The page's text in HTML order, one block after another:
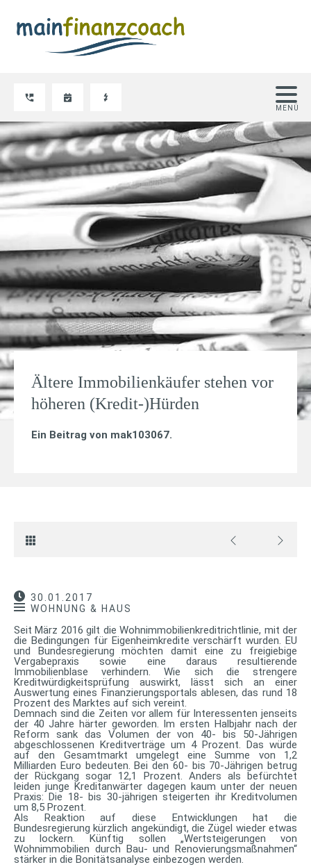
Ältere Immobilienkäufer stehen vor
höheren (Kredit-)Hürden
Ein Beitrag von mak103067.
30.01.2017
WOHNUNG & HAUS
Seit März 2016 gilt die Wohnimmobilienkreditrichtlinie, mit der
die Bedingungen für Eigenheimkredite verschärft wurden. EU
und Bundesregierung möchten damit eine zu freigiebige
Vergabepraxis sowie eine daraus resultierende
Immobilienblase verhindern. Wie sich die strengere
Kreditwürdigkeitsprüfung auswirkt, lässt sich an einer
Auswertung eines Finanzierungsportals ablesen, das rund 18
Prozent des Marktes auf sich vereint.
Demnach sind die Zeiten vor allem für Interessenten jenseits
der 40 Jahre härter geworden. Im ersten Halbjahr nach der
Reform sank das Volumen der von 40- bis 50-Jährigen
abgeschlossenen Kreditverträge um 4 Prozent. Das würde
auf den Gesamtmarkt umgelegt eine Summe von 1,2
Milliarden Euro bedeuten. Bei den 60- bis 70-Jährigen betrug
der Rückgang sogar 12,1 Prozent. Anders als befürchtet
leiden junge Kreditanwärter dagegen kaum unter der neuen
Praxis: Die 18- bis 30-jährigen steigerten ihr Kreditvolumen
um 8,5 Prozent.
Als Reaktion auf diese Entwicklungen hat die
Bundesregierung kürzlich angekündigt, die Zügel wieder etwas
zu lockern. Künftig sollen „Wertsteigerungen von
Wohnimmobilien durch Bau- und Renovierungsmaßnahmen“
stärker in die Bonitätsanalyse einbezogen werden.